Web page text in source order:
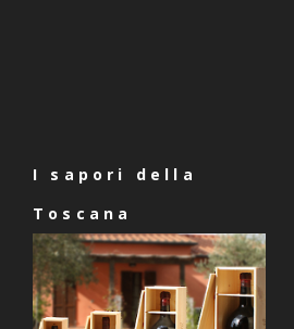
I sapori della
Toscana